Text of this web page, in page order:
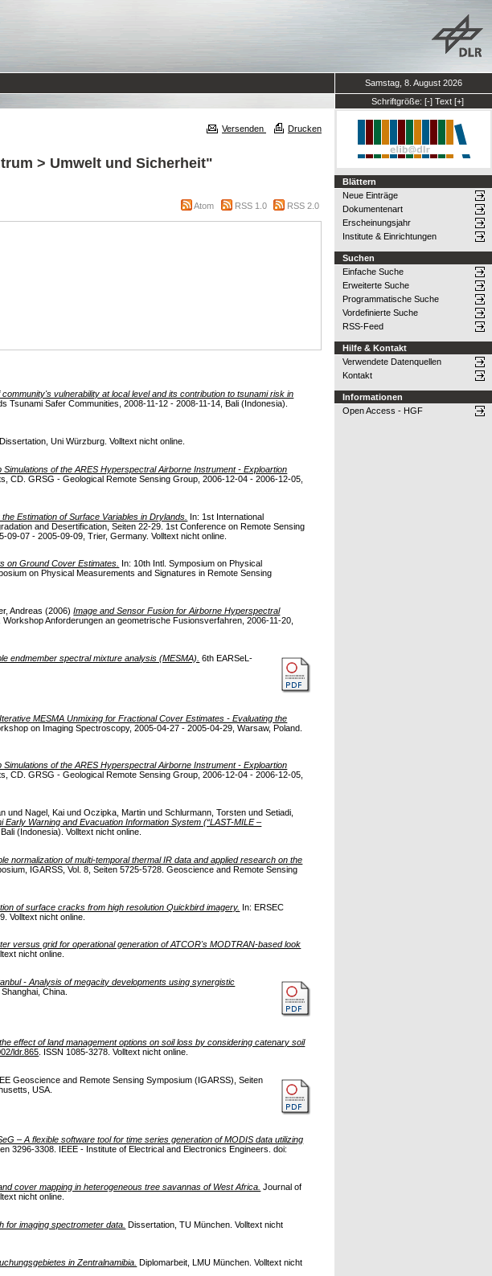
Samstag, 8. August 2026
Schriftgröße: [-] Text [+]
Versenden Drucken
> Umwelt und Sicherheit"
Atom RSS 1.0 RSS 2.0
community's vulnerability at local level and its contribution to tsunami risk in
Tsunami Safer Communities, 2008-11-12 - 2008-11-14, Bali (Indonesia).
Dissertation, Uni Würzburg. Volltext nicht online.
Simulations of the ARES Hyperspectral Airborne Instrument - Exploartion
CD. GRSG - Geological Remote Sensing Group, 2006-12-04 - 2006-12-05,
Estimation of Surface Variables in Drylands. In: 1st International
and Desertification, Seiten 22-29. 1st Conference on Remote Sensing
07 - 2005-09-09, Trier, Germany. Volltext nicht online.
on Ground Cover Estimates.
In: 10th Intl. Symposium on Physical
on Physical Measurements and Signatures in Remote Sensing
Andreas (2006)Image and Sensor Fusion for Airborne Hyperspectral
Anforderungen an geometrische Fusionsverfahren, 2006-11-20,
endmember spectral mixture analysis (MESMA). 6th EARSeL-
Iterative MESMA Unmixing for Fractional Cover Estimates - Evaluating the
on Imaging Spectroscopy, 2005-04-27 - 2005-04-29, Warsaw, Poland.
Simulations of the ARES Hyperspectral Airborne Instrument - Exploartion
CD. GRSG - Geological Remote Sensing Group, 2006-12-04 - 2006-12-05,
undNagel, Kai undOczipka, Martin undSchlurmann, Torsten undSetiadi,
Early Warning and Evacuation Information System (“LAST-MILE –
(Indonesia). Volltext nicht online.
normalization of multi-temporal thermal IR data and applied research on the
IGARSS, Vol. 8, Seiten 5725-5728. Geoscience and Remote Sensing
of surface cracks from high resolution Quickbird imagery. In: ERSEC
Volltext nicht online.
versus grid for operational generation of ATCOR's MODTRAN-based look
nicht online.
- Analysis of megacity developments using synergistic
China.
effect of land management options on soil loss by considering catenary soil
ldr.865 . ISSN 1085-3278. Volltext nicht online.
Geoscience and Remote Sensing Symposium (IGARSS), Seiten
USA.
– A flexible software tool for time series generation of MODIS data utilizing
3296-3308. IEEE - Institute of Electrical and Electronics Engineers. doi:
cover mapping in heterogeneous tree savannas of West Africa. Journal of
nicht online.
for imaging spectrometer data. Dissertation, TU München. Volltext nicht
in Zentralnamibia. Diplomarbeit, LMU München. Volltext nicht
Blättern
Neue Einträge
Dokumentenart
Erscheinungsjahr
Institute & Einrichtungen
Suchen
Einfache Suche
Erweiterte Suche
Programmatische Suche
Vordefinierte Suche
RSS-Feed
Hilfe & Kontakt
Verwendete Datenquellen
Kontakt
Informationen
Open Access - HGF